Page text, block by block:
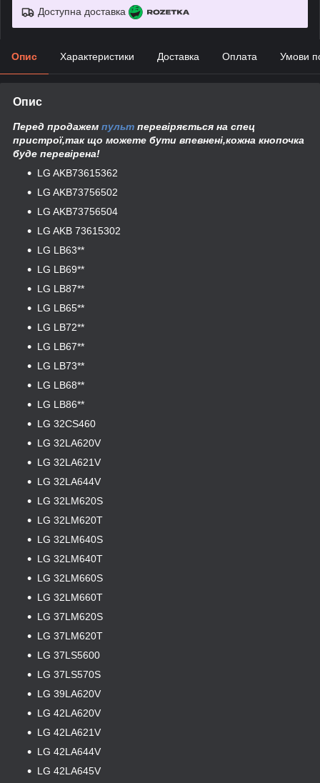
Доступна доставка
Опис Характеристики Доставка Оплата Умови
Опис
Перед продажем пульт перевіряється на спец
пристрої,так що можете бути впевнені,кожна кнопочка
буде перевірена!
LG AKB73615362
LG AKB73756502
LG AKB73756504
LG AKB 73615302
LG LB63**
LG LB69**
LG LB87**
LG LB65**
LG LB72**
LG LB67**
LG LB73**
LG LB68**
LG LB86**
LG 32CS460
LG 32LA620V
LG 32LA621V
LG 32LA644V
LG 32LM620S
LG 32LM620T
LG 32LM640S
LG 32LM640T
LG 32LM660S
LG 32LM660T
LG 37LM620S
LG 37LM620T
LG 37LS5600
LG 37LS570S
LG 39LA620V
LG 42LA620V
LG 42LA621V
LG 42LA644V
LG 42LA645V